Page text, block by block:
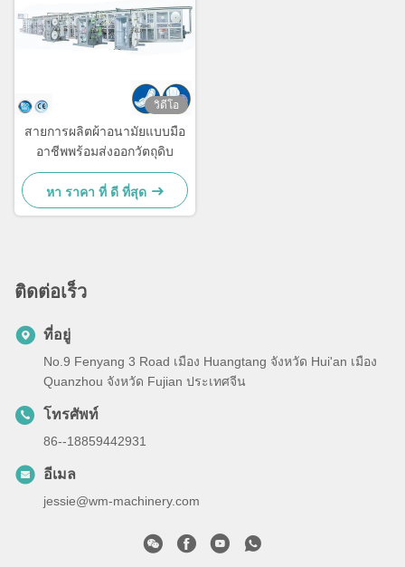
วิดีโอ
สายการผลิตผ้าอนามัยแบบมือ
อาชีพพร้อมส่งออกวัตถุดิบ
หา ราคา ที่ ดี ที่สุด
ติดต่อเร็ว
ที่อยู่
No.9 Fenyang 3 Road เมือง Huangtang จังหวัด Hui'an เมือง
Quanzhou จังหวัด Fujian ประเทศจีน
โทรศัพท์
86--18859442931
อีเมล
jessie@wm-machinery.com